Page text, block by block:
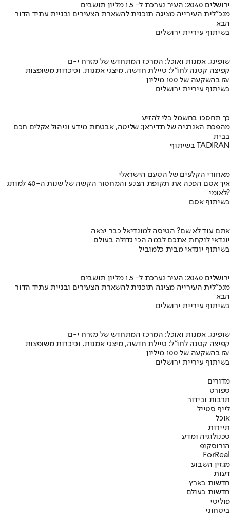
ירושלים 2040: העיר נערכת ל- 1.5 מליון תושבים
מנכ"לית העירייה מציגה תוכנית להשארת הצעירים ובניית עתיד הדור
הבא
בשיתוף עיריית ירושלים
שופינג, אמנות ואוכל: המרכז המתחדש של מזרח י-ם
קפיצה קטנה לחו"ל: טיילת חדשה, מיצגי אמנות, וכיכרות משופצות
בהשקעה של 100 מיליון ₪
בשיתוף עיריית ירושלים
כך תחסכו בחשמל בלי להזיע
מהפכת האנרגיה של תדיראן: שליטה, אבטחת מידע וניהול אקלים חכם
בבית
בשיתוף TADIRAN
מאחורי הקלעים של הטעם הישראלי
איך אסם הפכה את תקופת הצנע והמחסור הקשה של שנות ה-40 למותג
לאומי?
בשיתוף אסם
אתם עוד לא שם? הטיסה למונדיאל כבר יצאה
יונדאי לוקחת אתכם לבמה הכי גדולה בעולם
בשיתוף יונדאי מבית כלמוביל
ירושלים 2040: העיר נערכת ל- 1.5 מליון תושבים
מנכ"לית העירייה מציגה תוכנית להשארת הצעירים ובניית עתיד הדור
הבא
בשיתוף עיריית ירושלים
שופינג, אמנות ואוכל: המרכז המתחדש של מזרח י-ם
קפיצה קטנה לחו"ל: טיילת חדשה, מיצגי אמנות, וכיכרות משופצות
בהשקעה של 100 מיליון ₪
בשיתוף עיריית ירושלים
מדורים
ספורט
תרבות ובידור
לייף סטייל
אוכל
תיירות
טכנולוגיה ומדע
הורוסקופ
ForReal
מגזין השבוע
דעות
חדשות בארץ
חדשות בעולם
פוליטי
ביטחוני